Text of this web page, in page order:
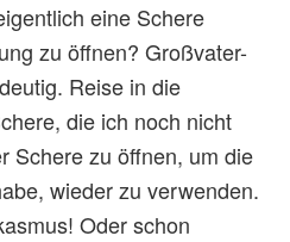
eine Schere
zu öffnen? Großvater­-
Reise in die
die ich noch nicht
Schere zu öffnen, um die
wieder zu verwenden.
Oder schon